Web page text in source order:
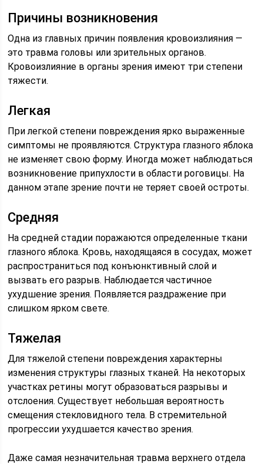
Причины возникновения
Одна из главных причин появления кровоизлияния —
это травма головы или зрительных органов.
Кровоизлияние в органы зрения имеют три степени
тяжести.
Легкая
При легкой степени повреждения ярко выраженные
симптомы не проявляются. Структура глазного яблока
не изменяет свою форму. Иногда может наблюдаться
возникновение припухлости в области роговицы. На
данном этапе зрение почти не теряет своей остроты.
Средняя
На средней стадии поражаются определенные ткани
глазного яблока. Кровь, находящаяся в сосудах, может
распространиться под конъюнктивный слой и
вызвать его разрыв. Наблюдается частичное
ухудшение зрения. Появляется раздражение при
слишком ярком свете.
Тяжелая
Для тяжелой степени повреждения характерны
изменения структуры глазных тканей. На некоторых
участках ретины могут образоваться разрывы и
отслоения. Существует небольшая вероятность
смещения стекловидного тела. В стремительной
прогрессии ухудшается качество зрения.
Даже самая незначительная травма верхнего отдела